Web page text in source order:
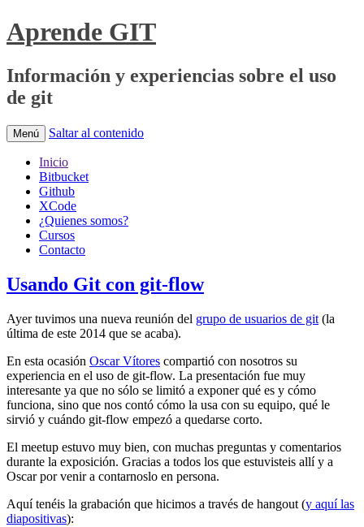
Aprende GIT
Información y experiencias sobre el uso
de git
Menú Saltar al contenido
Inicio
Bitbucket
Github
XCode
¿Quienes somos?
Cursos
Contacto
Usando Git con git-flow
Ayer tuvimos una nueva reunión del grupo de usuarios de git (la
última de este 2014 que se acaba).
En esta ocasión Oscar Vítores compartió con nosotros su
experiencia en el uso de git-flow. La presentación fue muy
interesante ya que no sólo se limitó a exponer qué es y cómo
funciona, sino que nos contó cómo la usa con su equipo, qué le
sirvió y cuándo git-flow empezó a quedarse corto.
El meetup estuvo muy bien, con muchas preguntas y comentarios
durante la exposición. Gracias a todos los que estuvisteis allí y a
Oscar por venir a contarnoslo en persona.
Aquí tenéis la grabación que hicimos a través de hangout (y aquí las
diapositivas):